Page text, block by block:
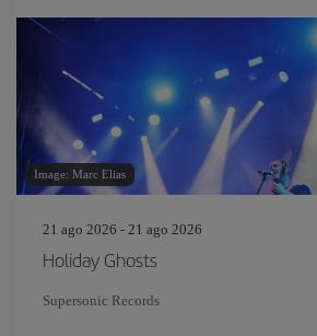
Image: Marc Elias
21 ago 2026 - 21 ago 2026
Holiday Ghosts
Supersonic Records